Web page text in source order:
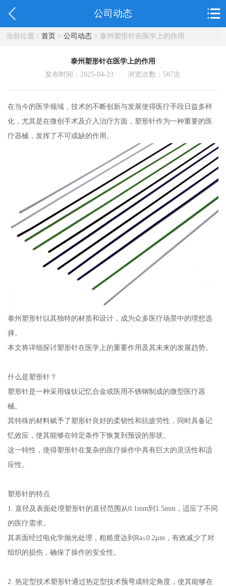
公司动态
当前位置： 首页> 公司动态> 泰州塑形针在医学上的作用
泰州塑形针在医学上的作用
发布时间：2025-04-23 浏览次数： 587次
在当今的医学领域，技术的不断创新与发展使得医疗手段日益多样
化，尤其是在微创手术及介入治疗方面，塑形针作为一种重要的医
疗器械，发挥了不可或缺的作用。
泰州塑形针以其独特的材质和设计，成为众多医疗场景中的理想选
择。
本文将详细探讨塑形针在医学上的重要作用及其未来的发展趋势。
什么是塑形针？
塑形针是一种采用镍钛记忆合金或医用不锈钢制成的微型医疗器
械。
其特殊的材料赋予了塑形针良好的柔韧性和抗疲劳性，同时具备记
忆效应，使其能够在特定条件下恢复到预设的形状。
这一特性，使得塑形针在复杂的医疗操作中具有巨大的灵活性和适
应性。
塑形针的特点
1. 直径及表面处理塑形针的直径范围从0.1mm到1.5mm，适应了不同
的医疗需求。
其表面经过电化学抛光处理，粗糙度达到Ra≤0.2μm，有效减少了对
组织的损伤，确保了操作的安全性。
2. 热定型技术塑形针通过热定型技术预弯成特定角度，使其能够在